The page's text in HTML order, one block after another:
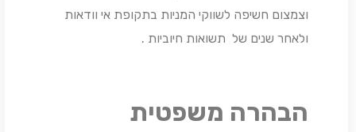
וצמצום חשיפה לשווקי המניות בתקופת אי וודאות
ולאחר שנים של תשואות חיוביות .
הבהרה משפטית